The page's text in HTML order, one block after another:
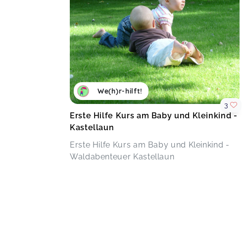
We(h)r-hilft!
Erste Hilfe Kurs am Baby und Kleinkind -
Kastellaun
Erste Hilfe Kurs am Baby und Kleinkind -
Waldabenteuer Kastellaun
3